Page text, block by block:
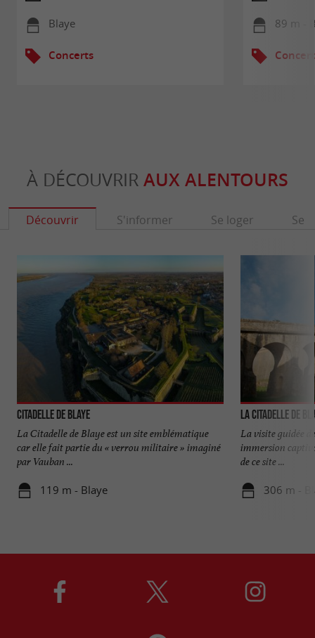
Blaye
Concerts
89 m -
À DÉCOUVRIR AUX ALENTOURS
Découvrir S'informer Se loger Se
Citadelle de Blaye
La Citadelle de Blaye est un site emblématique
car elle fait partie du « verrou militaire » imaginé
par Vauban ...
119 m - Blaye
La Citadelle de
La visite guidée
immersion
de ce site ...
306 m -